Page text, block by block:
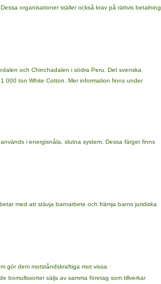
organisationer ställer också krav på rättvis betalning
och Chinchadalen i södra Peru. Det svenska
000 ton White Cotton. Mer information finns under
i energisnåla, slutna system. Dessa färger finns
med att stävja barnarbete och främja barns juridiska
gör dem motståndskraftiga mot vissa
bomullssorter säljs av samma företag som tillverkar